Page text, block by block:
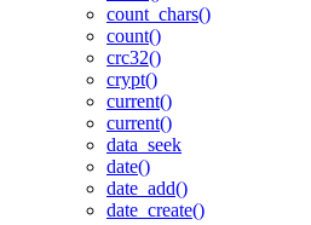
count_chars()
count()
crc32()
crypt()
current()
current()
data_seek
date()
date_add()
date_create()